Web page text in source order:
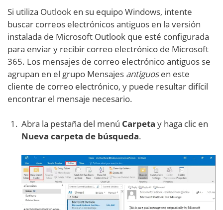
Si utiliza Outlook en su equipo Windows, intente
buscar correos electrónicos antiguos en la versión
instalada de Microsoft Outlook que esté configurada
para enviar y recibir correo electrónico de Microsoft
365. Los mensajes de correo electrónico antiguos se
agrupan en el grupo Mensajes antiguosen este
cliente de correo electrónico, y puede resultar difícil
encontrar el mensaje necesario.
Abra la pestaña del menú Carpeta y haga clic en
Nueva carpeta de búsqueda.